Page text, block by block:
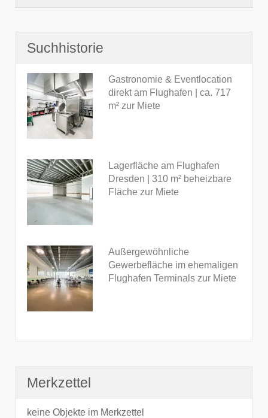
Suchhistorie
Gastronomie & Eventlocation
direkt am Flughafen | ca. 717
m² zur Miete
Lagerfläche am Flughafen
Dresden | 310 m² beheizbare
Fläche zur Miete
Außergewöhnliche
Gewerbefläche im ehemaligen
Flughafen Terminals zur Miete
Merkzettel
keine Objekte im Merkzettel